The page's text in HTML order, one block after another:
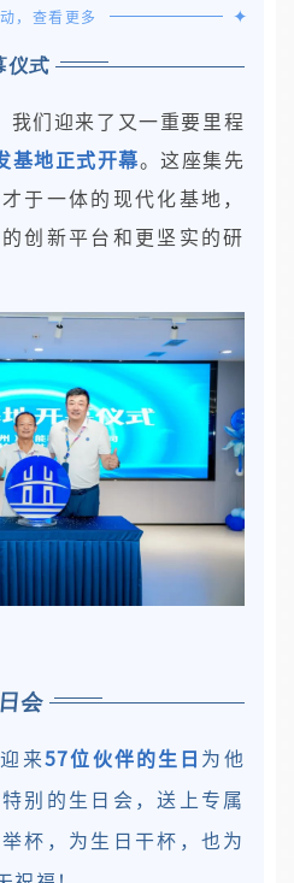
，查看更多 ✦
仪式
我们迎来了又一重要里程
基地正式开幕。这座集先
于一体的现代化基地，
创新平台和更坚实的研
会
来57位伙伴的生日 为他
别的生日会，送上专属
杯，为生日干杯，也为